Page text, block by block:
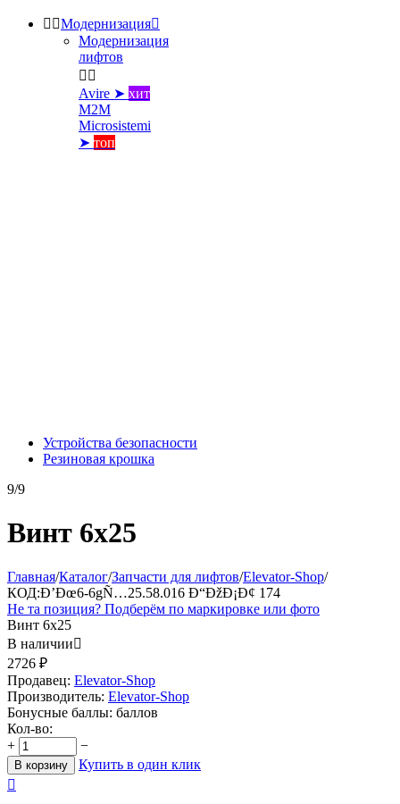
 Модернизация
Модернизация
лифтов
 
Avire ➤ хит
M2M
Microsistemi
➤ топ
Устройства безопасности
Резиновая крошка
9/9
Винт 6х25
Главная/Каталог/Запчасти для лифтов/Elevator-Shop/
КОД:Ð’Ðœ6-6gÑ…25.58.016 Ð“ÐžÐ¡Ð¢ 174
Не та позиция? Подберём по маркировке или фото
Винт 6х25
В наличии
2726 ₽
Продавец: Elevator-Shop
Производитель: Elevator-Shop
Бонусные баллы: баллов
Кол-во:
+
−
В корзину
Купить в один клик
